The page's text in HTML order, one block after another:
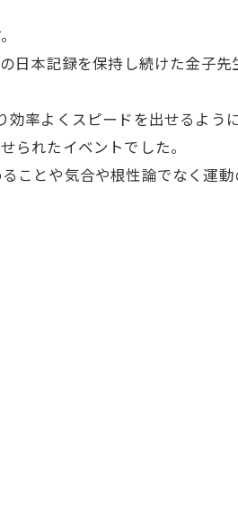
日本記録を保持し続けた金子
率よくスピードを出せるよ
られたイベントでした。
とや気合や根性論でなく運